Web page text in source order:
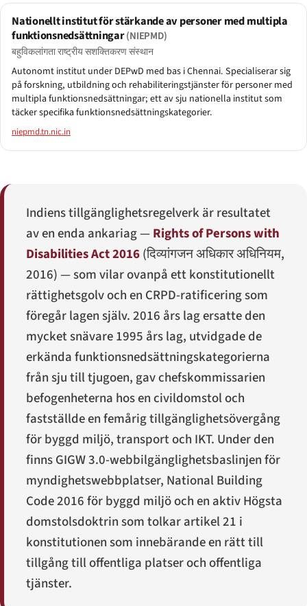
Nationellt institut för stärkande av personer med multipla
funktionsnedsättningar(NIEPMD)
बहुविकलांगता राष्ट्रीय सशक्तिकरण संस्थान
Autonomt institut under DEPwD med bas i Chennai. Specialiserar sig
på forskning, utbildning och rehabiliteringstjänster för personer med
multipla funktionsnedsättningar; ett av sju nationella institut som
täcker specifika funktionsnedsättningskategorier.
niepmd.tn.nic.in
Indiens tillgänglighetsregelverk är resultatet
av en enda ankariag —Rights of Persons with
Disabilities Act 2016(दिव्यांगजन अधिकार अधिनियम,
2016) — som vilar ovanpå ett konstitutionellt
rättighetsgolv och en CRPD-ratificering som
föregår lagen själv. 2016 års lag ersatte den
mycket snävare 1995 års lag, utvidgade de
erkända funktionsnedsättningskategorierna
från sju till tjugoen, gav chefskommissarien
befogenheterna hos en civildomstol och
fastställde en femårig tillgänglighetsövergång
för byggd miljö, transport och IKT. Under den
finns GIGW 3.0-webbilgänglighetsbaslinjen för
myndighetswebbplatser, National Building
Code 2016 för byggd miljö och en aktiv Högsta
domstolsdoktrin som tolkar artikel 21 i
konstitutionen som innebärande en rätt till
tillgång till offentliga platser och offentliga
tjänster.